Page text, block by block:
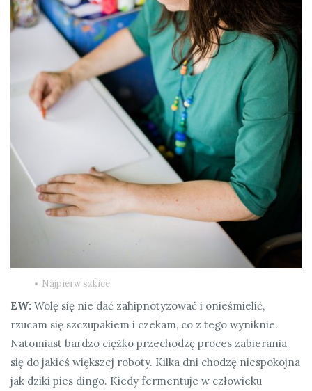
Najpierw szkice.
EW: Wolę się nie dać zahipnotyzować i onieśmielić,
rzucam się szczupakiem i czekam, co z tego wyniknie.
Natomiast bardzo ciężko przechodzę proces zabierania
się do jakieś większej roboty. Kilka dni chodzę niespokojna
jak dziki pies dingo. Kiedy fermentuje w człowieku